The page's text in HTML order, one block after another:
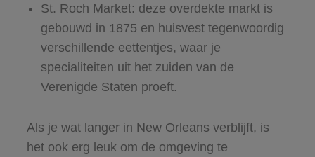
St. Roch Market: deze overdekte markt is
gebouwd in 1875 en huisvest tegenwoordig
verschillende eettentjes, waar je
specialiteiten uit het zuiden van de
Verenigde Staten proeft.
Als je wat langer in New Orleans verblijft, is
het ook erg leuk om de omgeving te